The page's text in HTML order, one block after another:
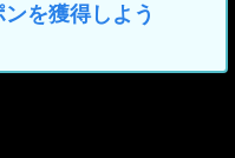
を獲得しよう